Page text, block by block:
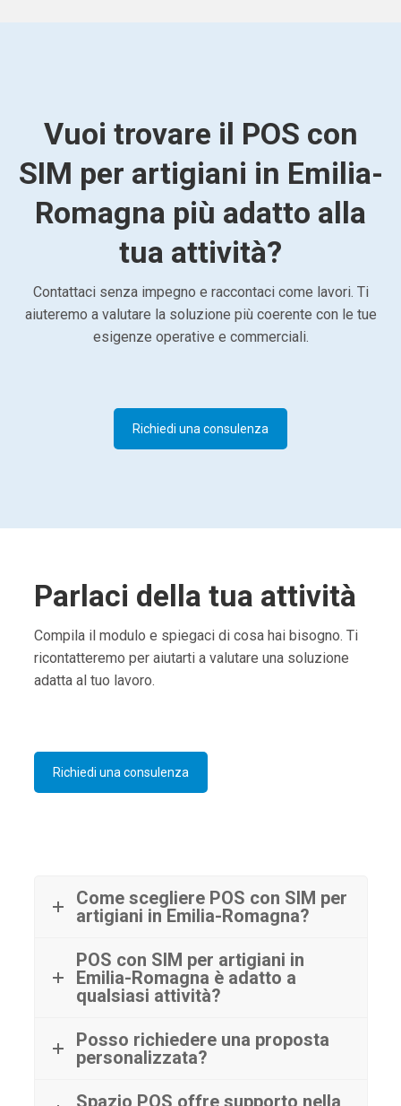
Vuoi trovare il POS con
SIM per artigiani in Emilia-
Romagna più adatto alla
tua attività?
Contattaci senza impegno e raccontaci come lavori. Ti
aiuteremo a valutare la soluzione più coerente con le tue
esigenze operative e commerciali.
Richiedi una consulenza
Parlaci della tua attività
Compila il modulo e spiegaci di cosa hai bisogno. Ti
ricontatteremo per aiutarti a valutare una soluzione
adatta al tuo lavoro.
Richiedi una consulenza
Come scegliere POS con SIM per
artigiani in Emilia-Romagna?
POS con SIM per artigiani in
Emilia-Romagna è adatto a
qualsiasi attività?
Posso richiedere una proposta
personalizzata?
Spazio POS offre supporto nella